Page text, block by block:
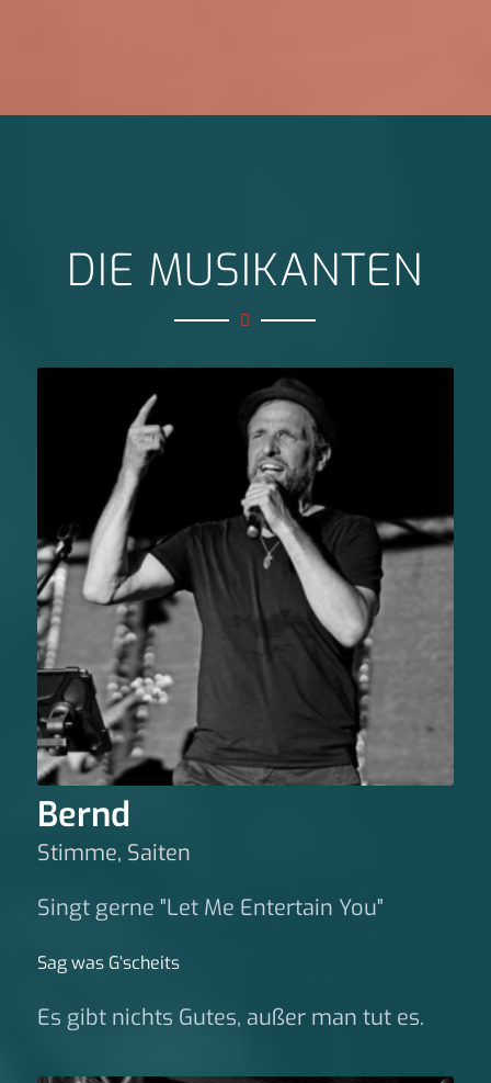
DIE MUSIKANTEN
Bernd
Stimme, Saiten
Singt gerne "Let Me Entertain You"
Sag was G‘scheits
Es gibt nichts Gutes, außer man tut es.